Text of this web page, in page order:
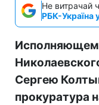
Не витрачай
РБК-Україна
Сергею
прокуратура